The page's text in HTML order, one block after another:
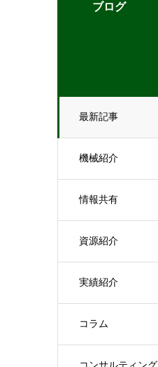
ブログ
最新記事
機械紹介
情報共有
資源紹介
実績紹介
コラム